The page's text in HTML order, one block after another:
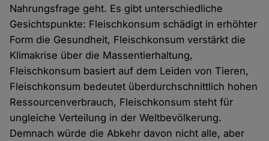
Nahrungsfrage geht. Es gibt unterschiedliche
Gesichtspunkte: Fleischkonsum schädigt in erhöhter
Form die Gesundheit, Fleischkonsum verstärkt die
Klimakrise über die Massentierhaltung,
Fleischkonsum basiert auf dem Leiden von Tieren,
Fleischkonsum bedeutet überdurchschnittlich hohen
Ressourcenverbrauch, Fleischkonsum steht für
ungleiche Verteilung in der Weltbevölkerung.
Demnach würde die Abkehr davon nicht alle, aber